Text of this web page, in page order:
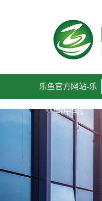
乐鱼官方网站-乐
鱼(中国),